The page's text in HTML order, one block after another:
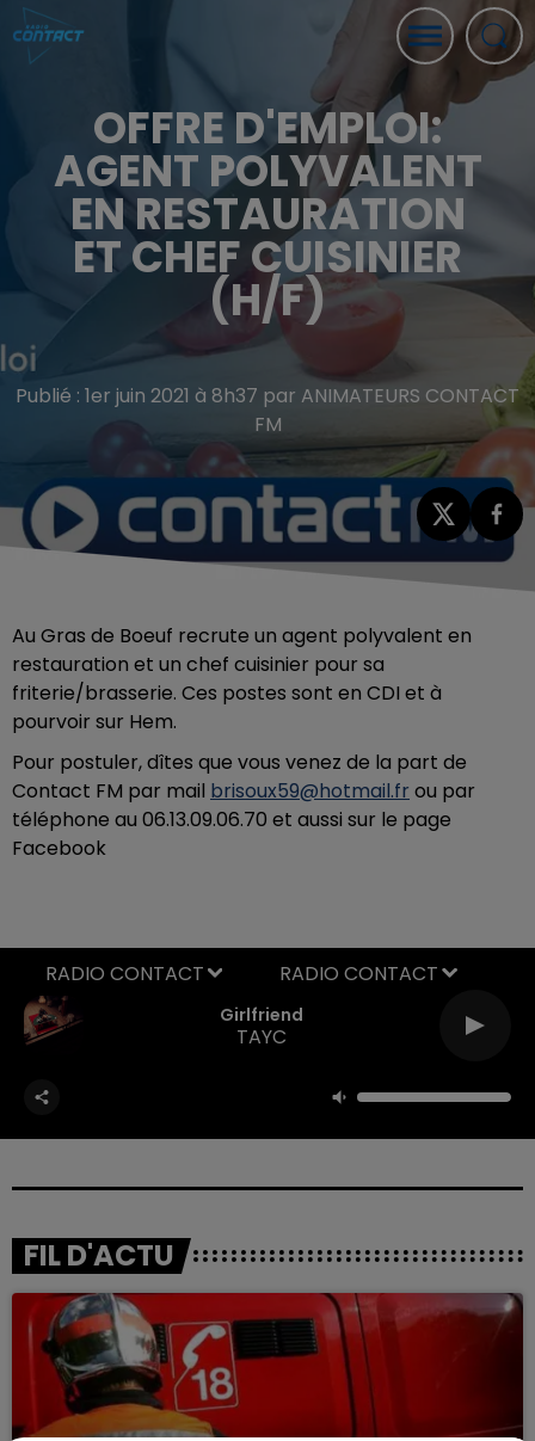
OFFRE D'EMPLOI:
AGENT POLYVALENT
EN RESTAURATION
ET CHEF CUISINIER
(H/F)
Publié : 1er juin 2021 à 8h37 par ANIMATEURS CONTACT
FM
Au Gras de Boeuf recrute un agent polyvalent en
restauration et un chef cuisinier pour sa
friterie/brasserie. Ces postes sont en CDI et à
pourvoir sur Hem.
Pour postuler, dîtes que vous venez de la part de
Contact FM par mail brisoux59@hotmail.fr ou par
téléphone au 06.13.09.06.70 et aussi sur le page
Facebook
Girlfriend
TAYC
RADIO CONTACT
FIL D'ACTU